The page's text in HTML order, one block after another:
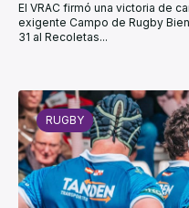
El VRAC firmó una victoria de
exigente Campo de Rugby
31 al Recoletas...
RUGBY